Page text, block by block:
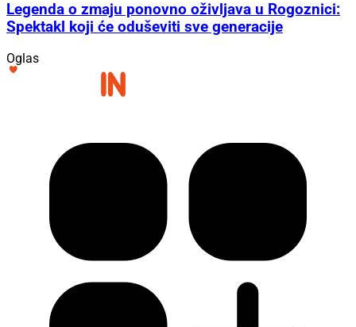
Legenda o zmaju ponovno oživljava u Rogoznici:
Spektakl koji će oduševiti sve generacije
Oglas